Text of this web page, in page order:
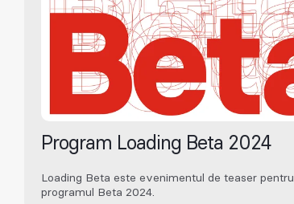
Program Loading Beta 2024
Loading Beta este evenimentul de teaser pentru
programul Beta 2024.